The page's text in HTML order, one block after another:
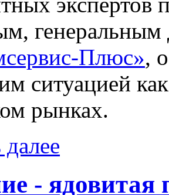
Плюс»,
ситуацией
рынках.
- ядовитая